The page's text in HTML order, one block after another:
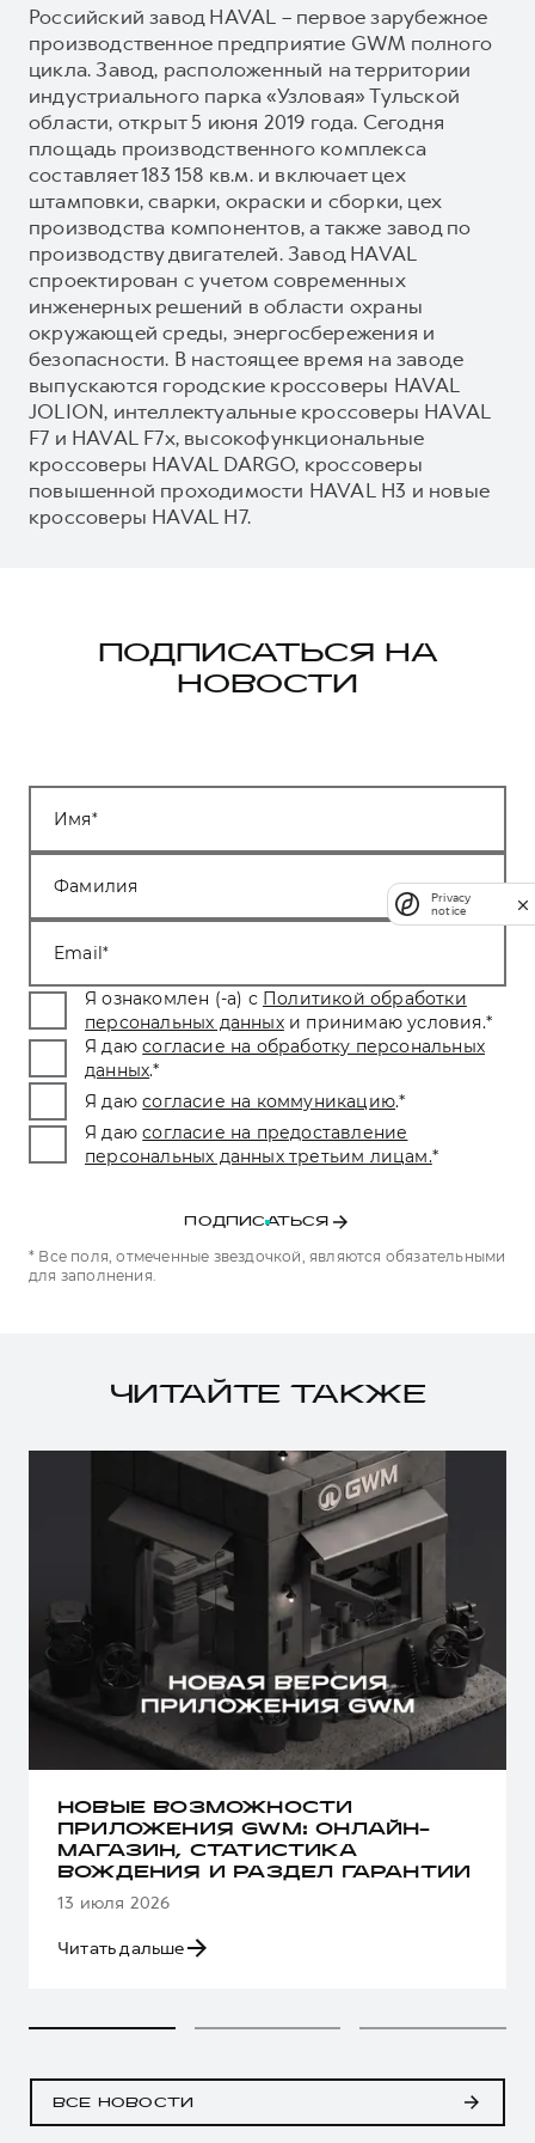
Российский завод HAVAL – первое зарубежное
производственное предприятие GWM полного
цикла. Завод, расположенный на территории
индустриального парка «Узловая» Тульской
области, открыт 5 июня 2019 года. Сегодня
площадь производственного комплекса
составляет 183 158 кв.м. и включает цех
штамповки, сварки, окраски и сборки, цех
производства компонентов, а также завод по
производству двигателей. Завод HAVAL
спроектирован с учетом современных
инженерных решений в области охраны
окружающей среды, энергосбережения и
безопасности. В настоящее время на заводе
выпускаются городские кроссоверы HAVAL
JOLION, интеллектуальные кроссоверы HAVAL
F7 и HAVAL F7x, высокофункциональные
кроссоверы HAVAL DARGO, кроссоверы
повышенной проходимости HAVAL H3 и новые
кроссоверы HAVAL H7.
ПОДПИСАТЬСЯ НА
НОВОСТИ
Имя
Фамилия
Email
Я ознакомлен (-а) с Политикой обработки
персональных данных и принимаю условия.*
Я даю согласие на обработку персональных
данных.*
Я даю согласие на коммуникацию.*
Я даю согласие на предоставление
персональных данных третьим лицам.*
ПОДПИСАТЬСЯ
* Все поля, отмеченные звездочкой, являются обязательными
для заполнения.
ЧИТАЙТЕ ТАКЖЕ
НОВЫЕ ВОЗМОЖНОСТИ
ПРИЛОЖЕНИЯ GWM: ОНЛАЙН-
МАГАЗИН, СТАТИСТИКА
ВОЖДЕНИЯ И РАЗДЕЛ ГАРАНТИИ
13 июля 2026
Читать дальше
ВСЕ НОВОСТИ
Privacy
notice